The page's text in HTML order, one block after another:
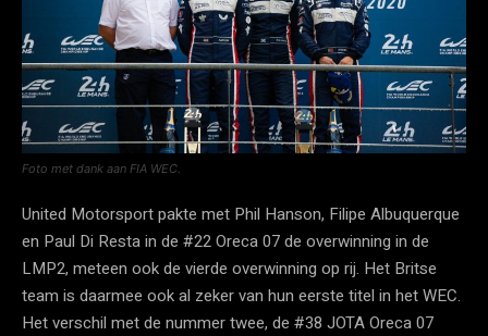
Foto met dank aan FIA WEC.
United Motorsport pakte met Phil Hanson, Filipe Albuquerque
en Paul Di Resta in de #22 Oreca 07 de overwinning in de
LMP2, meteen ook de vierde overwinning op rij. Het Britse
team is daarmee ook al zeker van hun eerste titel in het WEC.
Het verschil met de nummer twee, de #38 JOTA Oreca 07